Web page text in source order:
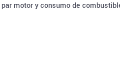
motor y consumo de